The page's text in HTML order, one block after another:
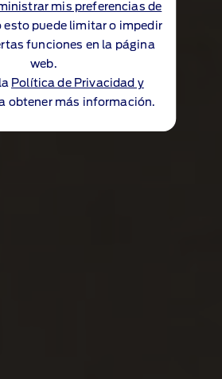
mis preferencias de
esto puede limitar o impedir
funciones en la página
web.
Política de Privacidad y
obtener más información.